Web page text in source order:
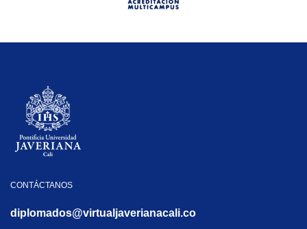
CONTÁCTANOS
diplomados@virtualjaverianacali.co